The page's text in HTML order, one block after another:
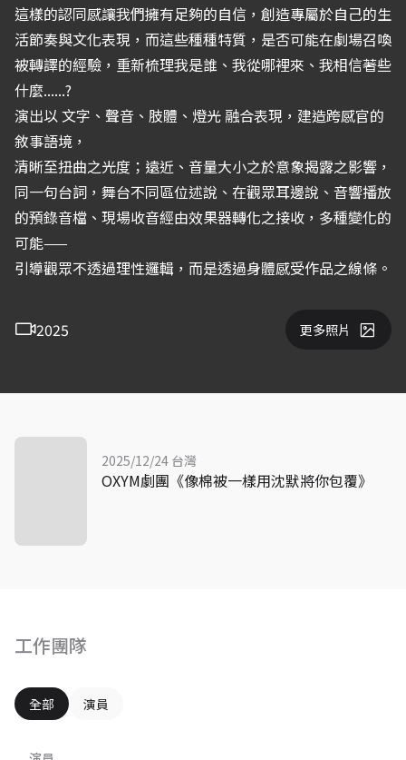
這樣的認同感讓我們擁有足夠的自信，創造專屬於自己的生
活節奏與文化表現，而這些種種特質，是否可能在劇場召喚
被轉譯的經驗，重新梳理我是誰、我從哪裡來、我相信著些
什麼......?
演出以 文字、聲音、肢體、燈光 融合表現，建造跨感官的
敘事語境，
清晰至扭曲之光度；遠近、音量大小之於意象揭露之影響，
同一句台詞，舞台不同區位述說、在觀眾耳邊說、音響播放
的預錄音檔、現場收音經由效果器轉化之接收，多種變化的
可能——
引導觀眾不透過理性邏輯，而是透過身體感受作品之線條。
2025 更多照片
工作團隊
全部 演員
2025/12/24 台灣
OXYM劇團《像棉被一樣用沈默將你包覆》